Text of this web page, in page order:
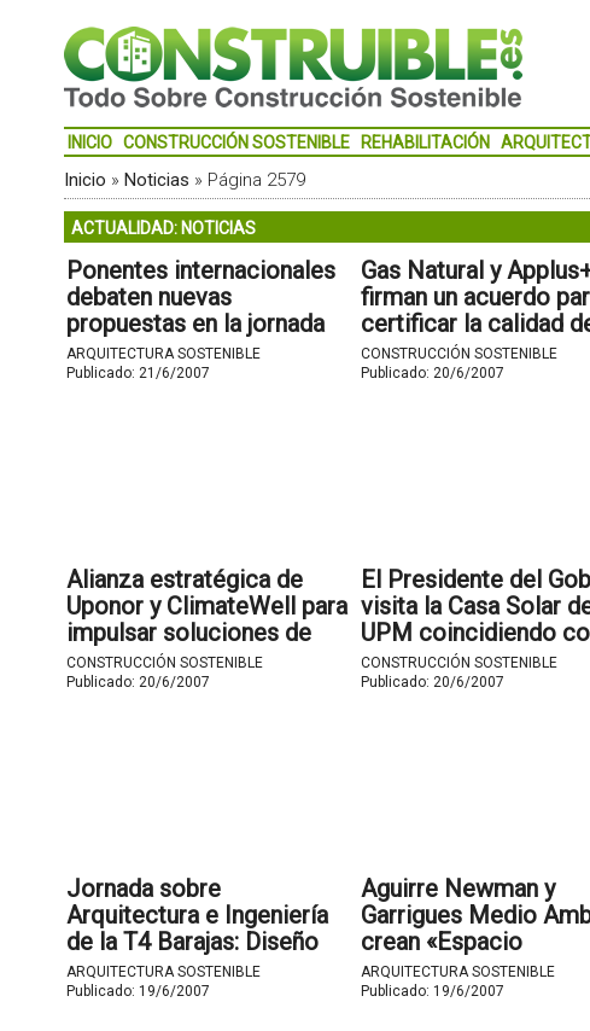
INICIO CONSTRUCCIÓN SOSTENIBLE REHABILITACIÓN
Inicio » Noticias » Página 2579
ACTUALIDAD: NOTICIAS
Ponentes internacionales
debaten nuevas
propuestas en la jornada
de Urbanismo Sostenible
del Foro Civitas Nova.
ARQUITECTURA SOSTENIBLE
Publicado: 21/6/2007
Gas Natural y
firman un acuerdo
certificar la calidad
instalaciones solares
edificios.
CONSTRUCCIÓN SOSTENIBLE
Publicado: 20/6/2007
Alianza estratégica de
Uponor y ClimateWell para
impulsar soluciones de
climatización solar con
máxima eficiencia
CONSTRUCCIÓN SOSTENIBLE
Publicado: 20/6/2007
El Presidente del
visita la Casa Solar
UPM coincidiendo
celebración de las
jornadas sobre la
CONSTRUCCIÓN SOSTENIBLE
Publicado: 20/6/2007
Jornada sobre
Arquitectura e Ingeniería
de la T4 Barajas: Diseño
Bioclimático y Eficiencia
Energética.
ARQUITECTURA SOSTENIBLE
Publicado: 19/6/2007
Aguirre Newman y
Garrigues Medio
crean «Espacio
Sostenible» que
garantizará la
ARQUITECTURA SOSTENIBLE
Publicado: 19/6/2007